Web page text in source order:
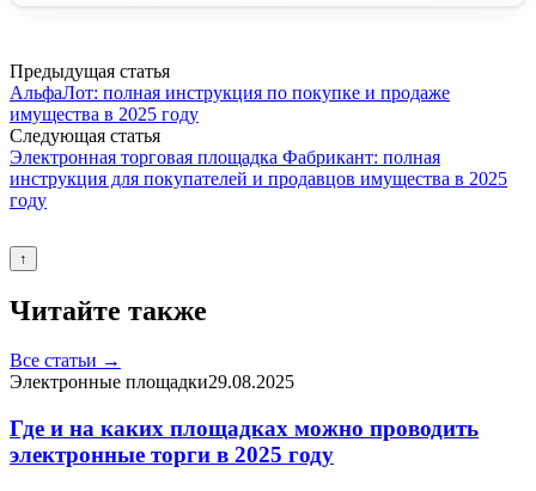
Предыдущая статья
АльфаЛот: полная инструкция по покупке и продаже
имущества в 2025 году
Следующая статья
Электронная торговая площадка Фабрикант: полная
инструкция для покупателей и продавцов имущества в 2025
году
↑
Читайте также
Все статьи →
Электронные площадки29.08.2025
Где и на каких площадках можно проводить
электронные торги в 2025 году